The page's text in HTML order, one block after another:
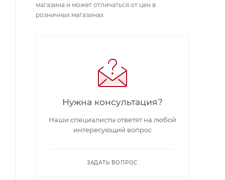
магазина и может отличаться от цен в
розничных магазинах
Нужна консультация?
Наши специалисты ответят на любой
интересующий вопрос
ЗАДАТЬ ВОПРОС